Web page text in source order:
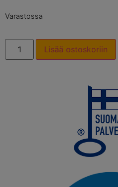
Varastossa
Lisää ostoskoriin